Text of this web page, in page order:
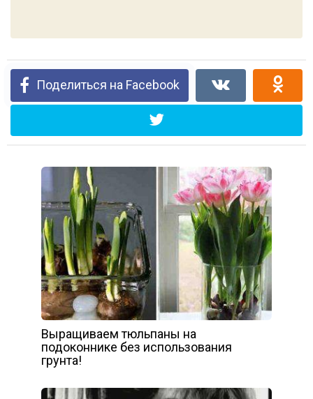
Поделиться на Facebook
Выращиваем тюльпаны на
подоконнике без использования
грунта!